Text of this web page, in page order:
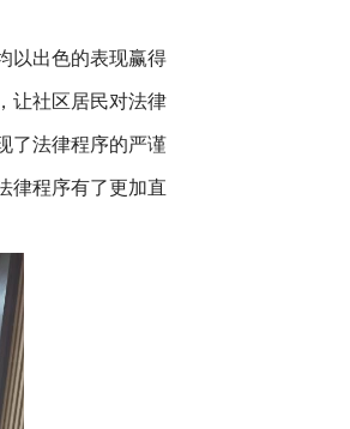
以出色的表现赢得
让社区居民对法律
了法律程序的严谨
律程序有了更加直